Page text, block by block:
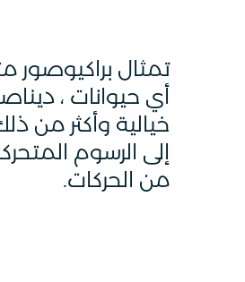
تمثال
أي حيوانات ،
خيالية وأكثر من
إلى الرسوم
من الحركات.